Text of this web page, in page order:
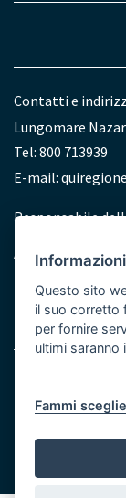
Contatti e
Lungomare
Tel: 800 713939
E-mail:
Redazione
Responsabile
Accessibilità
Menu
Questo sito
il suo corretto
per fornire
ultimi
Fammi